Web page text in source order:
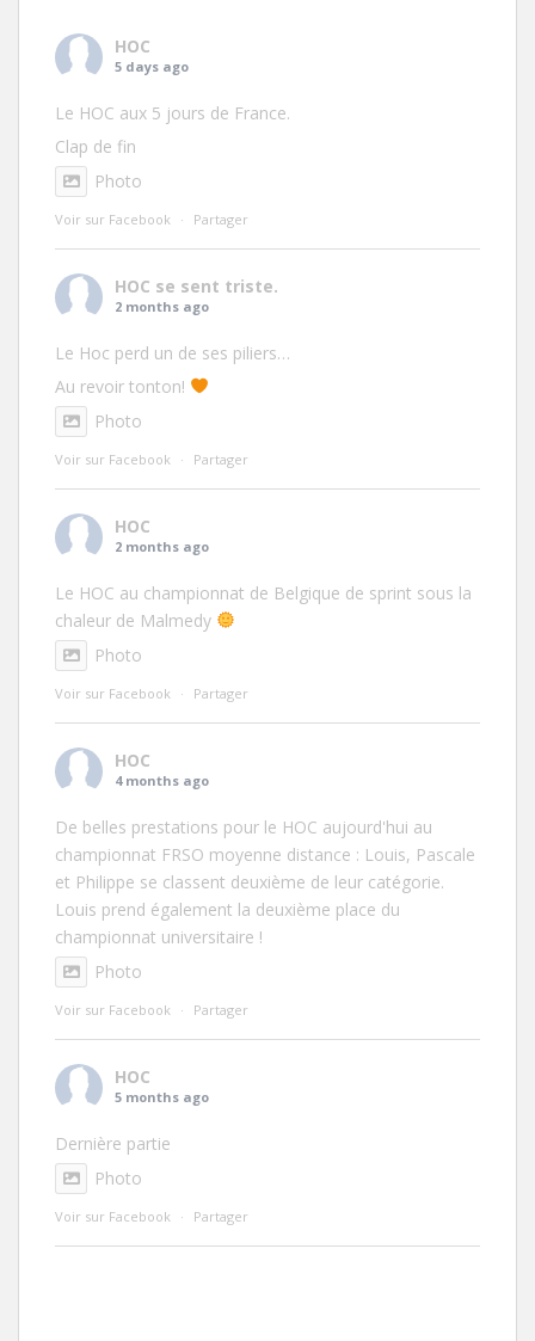
HOC
5 days ago
Le HOC aux 5 jours de France.
Clap de fin
Photo
Voir sur Facebook · Partager
HOC se sent triste.
2 months ago
Le Hoc perd un de ses piliers…
Au revoir tonton!
Photo
Voir sur Facebook · Partager
HOC
2 months ago
Le HOC au championnat de Belgique de sprint sous la
chaleur de Malmedy
Photo
Voir sur Facebook · Partager
HOC
4 months ago
De belles prestations pour le HOC aujourd'hui au
championnat FRSO moyenne distance : Louis, Pascale
et Philippe se classent deuxième de leur catégorie.
Louis prend également la deuxième place du
championnat universitaire !
Photo
Voir sur Facebook · Partager
HOC
5 months ago
Dernière partie
Photo
Voir sur Facebook · Partager